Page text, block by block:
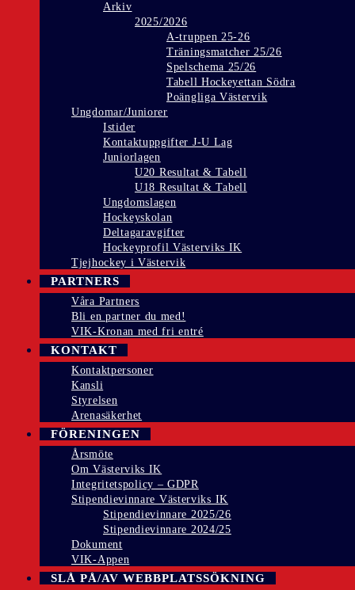
Arkiv
2025/2026
A-truppen 25-26
Träningsmatcher 25/26
Spelschema 25/26
Tabell Hockeyettan Södra
Poängliga Västervik
Ungdomar/Juniorer
Istider
Kontaktuppgifter J-U Lag
Juniorlagen
U20 Resultat & Tabell
U18 Resultat & Tabell
Ungdomslagen
Hockeyskolan
Deltagaravgifter
Hockeyprofil Västerviks IK
Tjejhockey i Västervik
PARTNERS
Våra Partners
Bli en partner du med!
VIK-Kronan med fri entré
KONTAKT
Kontaktpersoner
Kansli
Styrelsen
Arenasäkerhet
FÖRENINGEN
Årsmöte
Om Västerviks IK
Integritetspolicy – GDPR
Stipendievinnare Västerviks IK
Stipendievinnare 2025/26
Stipendievinnare 2024/25
Dokument
VIK-Appen
SLÅ PÅ/AV WEBBPLATSSÖKNING